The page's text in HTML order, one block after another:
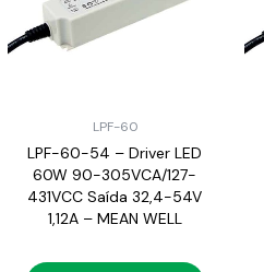
LPF-60
LPF-60-54 – Driver LED
60W 90-305VCA/127-
431VCC Saída 32,4-54V
1,12A – MEAN WELL